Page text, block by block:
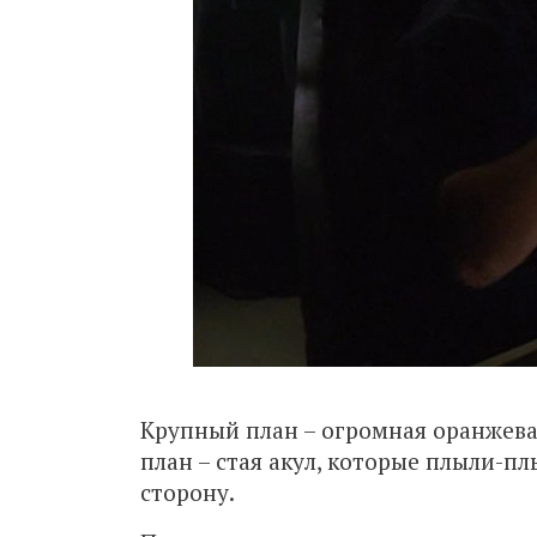
Крупный план – огромная
план – стая акул, которые плыли-
сторону.